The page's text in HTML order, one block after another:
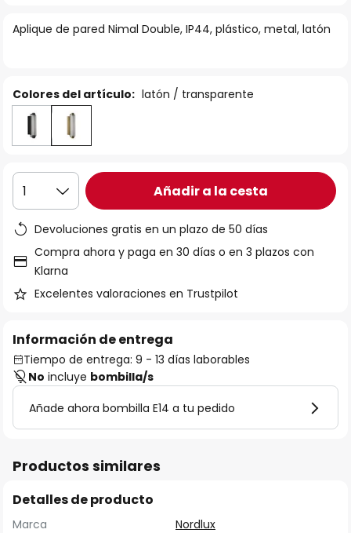
galería
Aplique de pared Nimal Double, IP44, plástico, metal, latón
Colores del artículo: latón / transparente
1 Añadir a la cesta
Devoluciones gratis en un plazo de 50 días
Compra ahora y paga en 30 días o en 3 plazos con
Klarna
Excelentes valoraciones en Trustpilot
Información de entrega
Tiempo de entrega: 9 - 13 días laborables
No incluye bombilla/s
Añade ahora bombilla E14 a tu pedido
Productos similares
Detalles de producto
Marca
Nordlux